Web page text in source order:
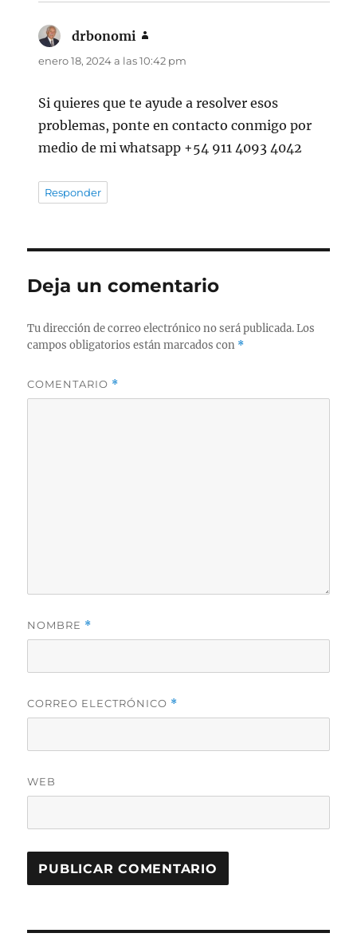
drbonomi
enero 18, 2024 a las 10:42 pm
Si quieres que te ayude a resolver esos
problemas, ponte en contacto conmigo por
medio de mi whatsapp +54 911 4093 4042
Responder
Deja un comentario
Tu dirección de correo electrónico no será publicada. Los
campos obligatorios están marcados con *
COMENTARIO *
NOMBRE *
CORREO ELECTRÓNICO *
WEB